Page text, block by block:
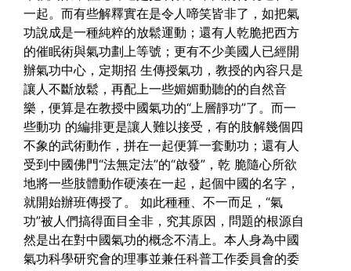
一起。而有些解釋實在是令人啼笑皆非了，如把氣
功說成是一種純粹的放鬆運動；還有人乾脆把西方
的催眠術與氣功劃上等號；更有不少美國人已經開
辦氣功中心，定期招 生傳授氣功，教授的內容只是
讓人不斷放鬆，再配上一些媚媚動聽的的自然音
樂，便算是在教授中國氣功的“上層靜功”了。而一
些動功 的編排更是讓人難以接受，有的肢解幾個四
不象的武術動作，拼在一起便算一套動功；還有人
受到中國佛門“法無定法”的“啟發”，乾 脆隨心所欲
地將一些肢體動作硬湊在一起，起個中國的名字，
就開始辦班傳授了。
如此種種、不一而足，“氣
功”被人們搞得面目全非，究其原因，問題的根源自
然是出在對中國氣功的概念不清上。本人身為中國
氣功科學研究會的理事並兼任科普工作委員會的委